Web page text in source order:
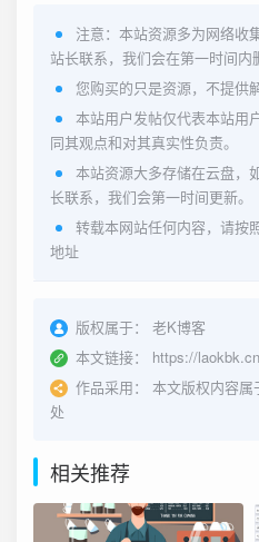
注意：本站资源多为网络收
站长联系，我们会在第一时间内
您购买的只是资源，不提供
本站用户发帖仅代表本站用
同其观点和对其真实性负责。
本站资源大多存储在云盘，
长联系，我们会第一时间更新。
转载本网站任何内容，请按
地址
版权属于：
老K博客
本文链接：
https://
作品采用：
本文版权内容属
处
相关推荐